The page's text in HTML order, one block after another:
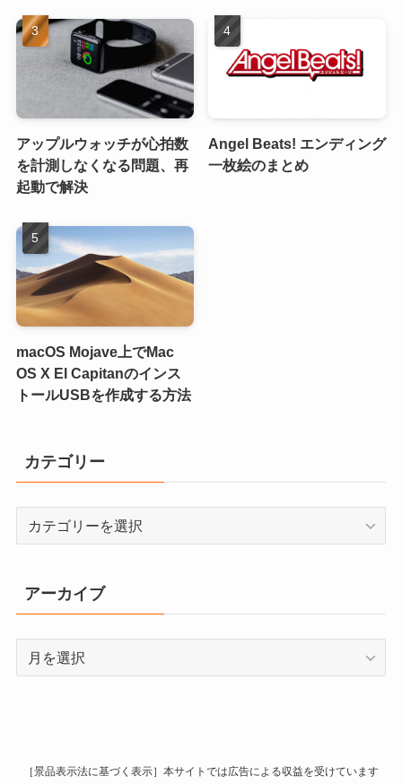
アップルウォッチが心拍数
を計測しなくなる問題、再
起動で解決
Angel Beats! エンディング
一枚絵のまとめ
macOS Mojave上でMac
OS X El Capitanのインス
トールUSBを作成する方法
カテゴリー
リ
ー
アーカイブ
［景品表示法に基づく表示］本サイトでは広告による収益を受けています